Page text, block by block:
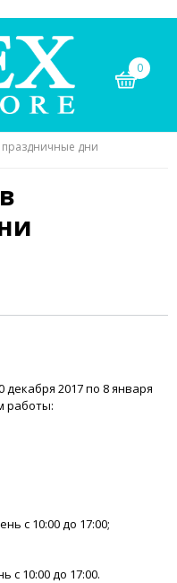
0
дни
2017 по 8 января
работы:
с 10:00 до 17:00;
с 10:00 до 17:00.